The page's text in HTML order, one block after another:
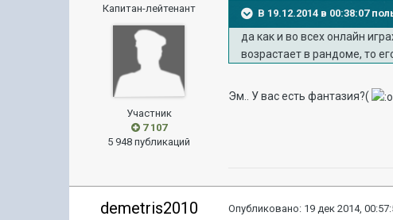
Капитан-лейтенант
Участник
7 107
5 948 публикаций
В 19.12.2014 в 00:38:07
да как и во всех онлайн
возрастает в рандоме, то
Эм.. У вас есть фантазия?(
demetris2010 Опубликовано: 19 дек 2014,